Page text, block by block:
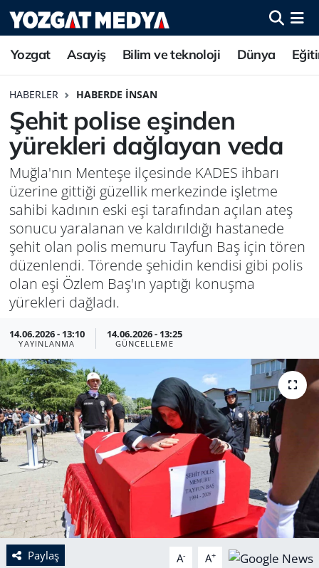
Yozgat Asayiş Bilim ve teknoloji Dünya
HABERLER HABERDE İNSAN
Şehit polise eşinden
yürekleri dağlayan veda
Muğla'nın Menteşe ilçesinde KADES ihbarı
üzerine gittiği güzellik merkezinde işletme
sahibi kadının eski eşi tarafından açılan ateş
sonucu yaralanan ve kaldırıldığı hastanede
şehit olan polis memuru Tayfun Baş için tören
düzenlendi. Törende şehidin kendisi gibi polis
olan eşi Özlem Baş'ın yaptığı konuşma
yürekleri dağladı.
14.06.2026 - 13:10
YAYINLANMA
14.06.2026 - 13:25
GÜNCELLEME
Paylaş A- A+